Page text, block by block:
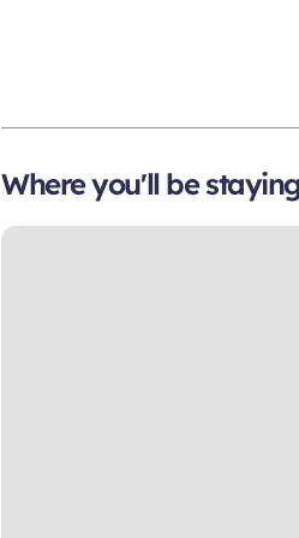
Where you'll be